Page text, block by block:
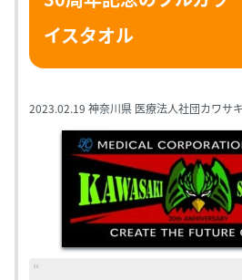
イスタオル
2023.02.19 神奈川県 医療法人社団カワサ